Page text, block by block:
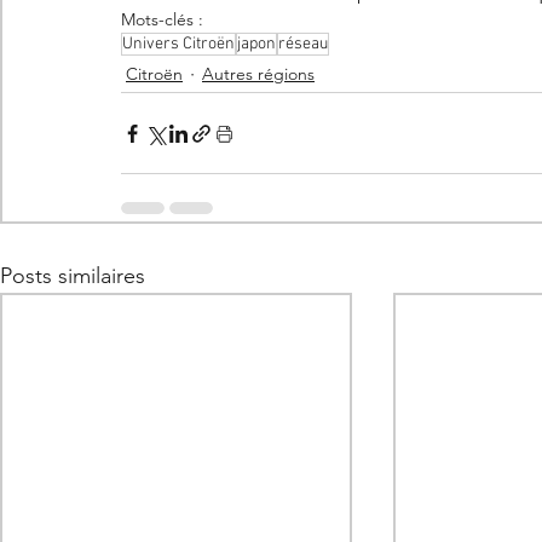
Mots-clés :
Univers Citroën japon réseau
Citroën Autres régions
Posts similaires